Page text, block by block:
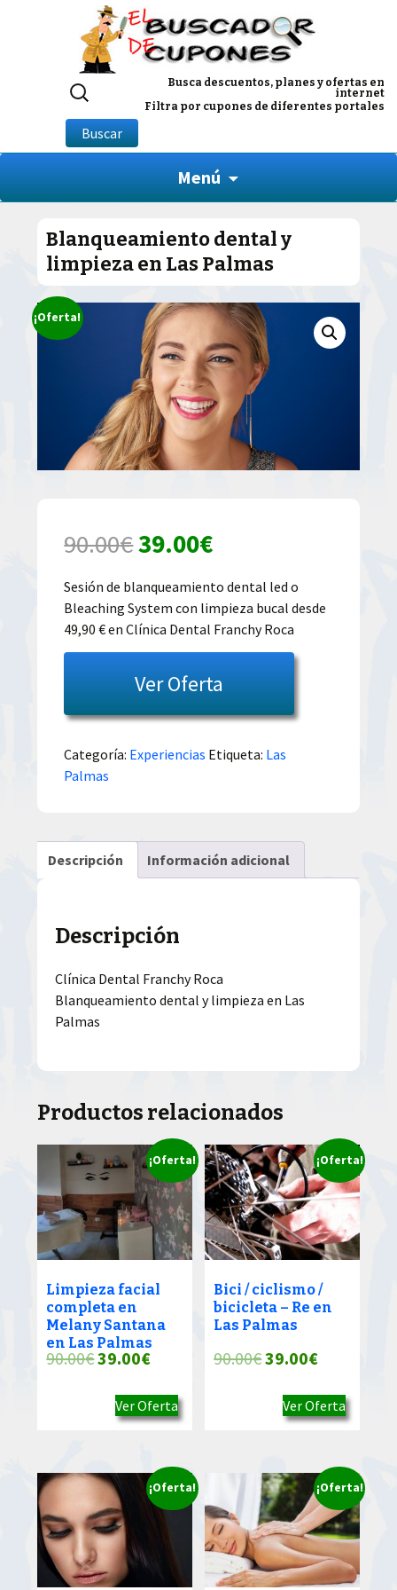
Busca descuentos, planes y ofertas en
internet
Filtra por cupones de diferentes portales
Buscar
por:
Buscar
Menú
Blanqueamiento dental y
limpieza en Las Palmas
¡Oferta!
90.00€El
precio
original
era:
90.00€.
39.00€El
precio
actual
es:
39.00€.
Sesión de blanqueamiento dental led o
Bleaching System con limpieza bucal desde
49,90 € en Clínica Dental Franchy Roca
Ver Oferta
Categoría: Experiencias Etiqueta: Las
Palmas
Descripción Información adicional
Descripción
Clínica Dental Franchy Roca
Blanqueamiento dental y limpieza en Las
Palmas
Productos relacionados
¡Oferta!
Limpieza facial
completa en
Melany Santana
en Las Palmas
90.00€El
original
39.00€El
actual
39.00€.
Ver Oferta
¡Oferta!
Bici / ciclismo /
bicicleta – Re en
Las Palmas
90.00€El
original
39.00€El
actual
39.00€.
Ver Oferta
¡Oferta! ¡Oferta!